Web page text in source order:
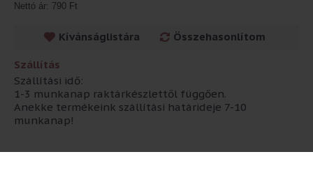
Nettó ár: 790 Ft
Kívánságlistára Összehasonlítom
Szállítás
Szállítási idő:
1-3 munkanap raktárkészlettől függően.
Anekke termékeink szállítási határideje 7-10
munkanap!